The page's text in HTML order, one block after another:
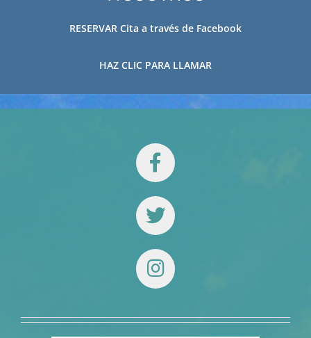
RESERVAR Cita a través de Facebook
HAZ CLIC PARA LLAMAR